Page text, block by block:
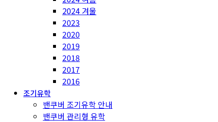
2024 겨울
2023
2020
2019
2018
2017
2016
조기유학
밴쿠버 조기유학 안내
밴쿠버 관리형 유학